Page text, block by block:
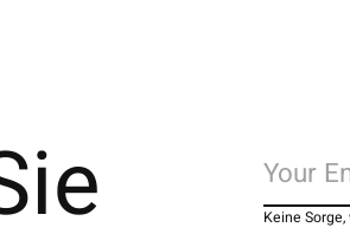
Keine